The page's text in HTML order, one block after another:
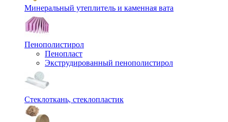
Минеральный утеплитель и каменная вата
Пенополистирол
Пенопласт
Экструдированный пенополистирол
Стеклоткань, стеклопластик